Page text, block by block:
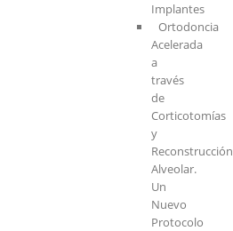
Implantes
Ortodoncia
Acelerada
a
través
de
Corticotomías
y
Reconstrucción
Alveolar.
Un
Nuevo
Protocolo